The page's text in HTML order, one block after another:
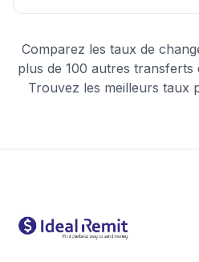
Comparez les taux de
plus de 100 autres
Trouvez les meilleurs taux